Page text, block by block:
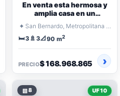
En venta esta hermosa y
amplia casa en un
⌖ San Bernardo, Metropolitana Santiago
🛏️3 🚿 3📐90 m2
PRECIO$ 168.968.865
▧8 UF 10